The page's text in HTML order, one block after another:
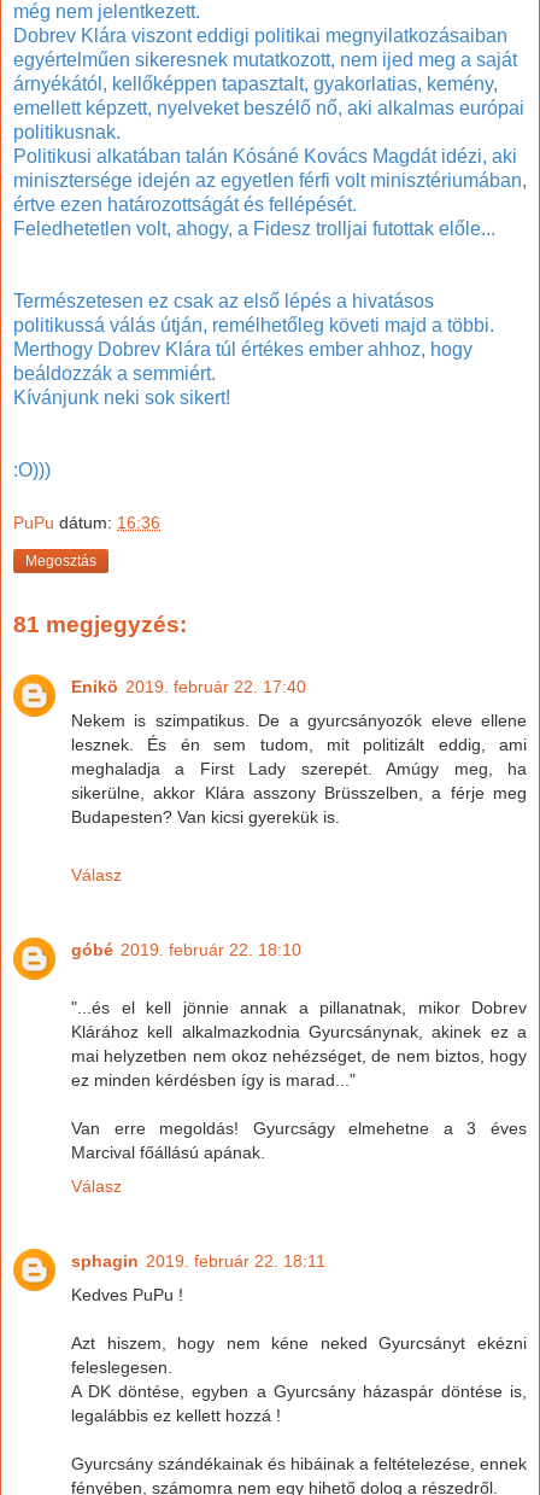
még nem jelentkezett.
Dobrev Klára viszont eddigi politikai megnyilatkozásaiban
egyértelműen sikeresnek mutatkozott, nem ijed meg a saját
árnyékától, kellőképpen tapasztalt, gyakorlatias, kemény,
emellett képzett, nyelveket beszélő nő, aki alkalmas európai
politikusnak.
Politikusi alkatában talán Kósáné Kovács Magdát idézi, aki
minisztersége idején az egyetlen férfi volt minisztériumában,
értve ezen határozottságát és fellépését.
Feledhetetlen volt, ahogy, a Fidesz trolljai futottak előle...
Természetesen ez csak az első lépés a hivatásos
politikussá válás útján, remélhetőleg követi majd a többi.
Merthogy Dobrev Klára túl értékes ember ahhoz, hogy
beáldozzák a semmiért.
Kívánjunk neki sok sikert!
:O)))
PuPu dátum: 16:36
Megosztás
81 megjegyzés:
Enikö 2019. február 22. 17:40
Nekem is szimpatikus. De a gyurcsányozók eleve ellene
lesznek. És én sem tudom, mit politizált eddig, ami
meghaladja a First Lady szerepét. Amúgy meg, ha
sikerülne, akkor Klára asszony Brüsszelben, a férje meg
Budapesten? Van kicsi gyerekük is.
Válasz
góbé 2019. február 22. 18:10
"...és el kell jönnie annak a pillanatnak, mikor Dobrev
Klárához kell alkalmazkodnia Gyurcsánynak, akinek ez a
mai helyzetben nem okoz nehézséget, de nem biztos, hogy
ez minden kérdésben így is marad..."
Van erre megoldás! Gyurcságy elmehetne a 3 éves
Marcival főállású apának.
Válasz
sphagin 2019. február 22. 18:11
Kedves PuPu !
Azt hiszem, hogy nem kéne neked Gyurcsányt ekézni
feleslegesen.
A DK döntése, egyben a Gyurcsány házaspár döntése is,
legalábbis ez kellett hozzá !
Gyurcsány szándékainak és hibáinak a feltételezése, ennek
fényében, számomra nem egy hihető dolog a részedről.